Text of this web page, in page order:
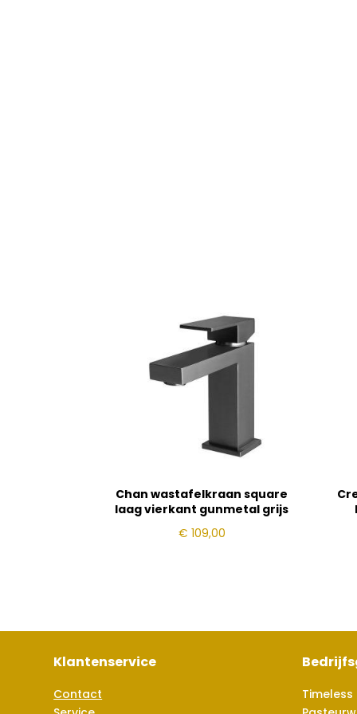
Chan wastafelkraan square
laag vierkant gunmetal grijs
€ 109,00
Klantenservice
Contact
Timeless